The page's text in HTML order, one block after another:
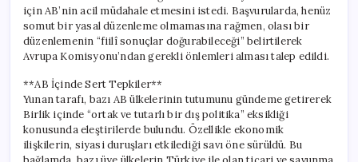
için AB’nin acil müdahale etmesini istedi. Başvurularda, henüz
somut bir yasal düzenleme olmamasına rağmen, olası bir
düzenlemenin “fiilî sonuçlar doğurabileceği” belirtilerek
Avrupa Komisyonu’ndan gerekli önlemleri alması talep edildi.
**AB İçinde Sert Tepkiler**
Yunan tarafı, bazı AB ülkelerinin tutumunu gündeme getirerek
Birlik içinde “ortak ve tutarlı bir dış politika” eksikliği
konusunda eleştirilerde bulundu. Özellikle ekonomik
ilişkilerin, siyasi duruşları etkilediği savı öne sürüldü. Bu